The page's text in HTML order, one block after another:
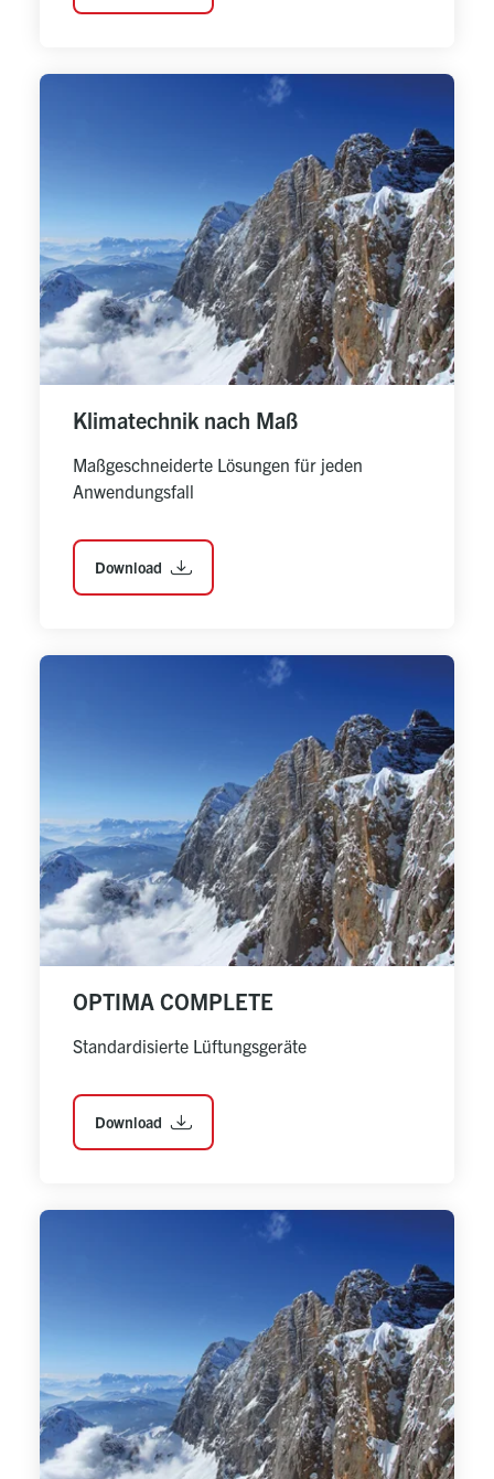
Klimatechnik nach Maß
Maßgeschneiderte Lösungen für jeden
Anwendungsfall
Download
OPTIMA COMPLETE
Standardisierte Lüftungsgeräte
Download